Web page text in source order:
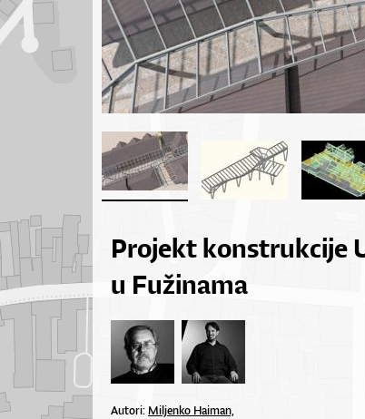
Projekt konstrukcije
u Fužinama
Autori:Miljenko Haiman,